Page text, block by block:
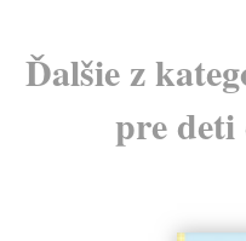
Ďalšie z
pre deti